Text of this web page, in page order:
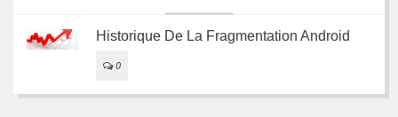
Historique De La Fragmentation Android
0